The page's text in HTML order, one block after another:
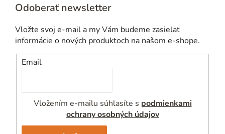
Odoberať newsletter
Vložte svoj e-mail a my Vám budeme zasielať
informácie o nových produktoch na našom e-shope.
Email
Vložením e-mailu súhlasíte s podmienkami
ochrany osobných údajov